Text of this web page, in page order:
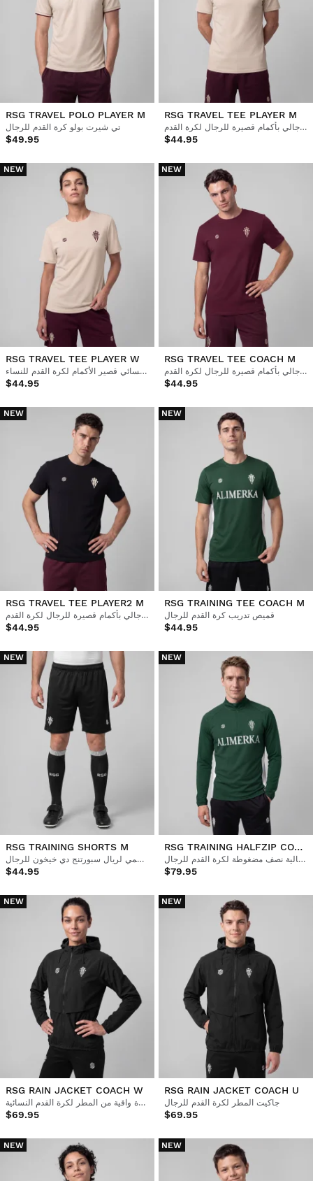
RSG TRAVEL POLO PLAYER M
تي شيرت بولو كرة القدم للرجال
$49.95
RSG TRAVEL TEE PLAYER M
قميص رياضي رجالي بأكمام قصيرة للرجال لكرة القدم
$44.95
NEW
RSG TRAVEL TEE PLAYER W
قميص نسائي قصير الأكمام لكرة القدم للنساء
$44.95
NEW
RSG TRAVEL TEE COACH M
قميص رياضي رجالي بأكمام قصيرة للرجال لكرة القدم
$44.95
NEW
RSG TRAVEL TEE PLAYER2 M
قميص رياضي رجالي بأكمام قصيرة للرجال لكرة القدم
$44.95
NEW
RSG TRAINING TEE COACH M
قميص تدريب كرة القدم للرجال
$44.95
NEW
RSG TRAINING SHORTS M
شورت التدريب الرسمي لريال سبورتنج دي خيخون للرجال
$44.95
NEW
RSG TRAINING HALFZIP COACH M
كنزة صوفية رجالية نصف مضغوطة لكرة القدم للرجال
$79.95
NEW
RSG RAIN JACKET COACH W
سترة واقية من المطر لكرة القدم النسائية
$69.95
NEW
RSG RAIN JACKET COACH U
جاكيت المطر لكرة القدم للرجال
$69.95
NEW NEW